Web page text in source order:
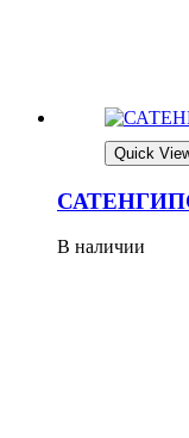
Quick
САТЕНГИПС
В наличии